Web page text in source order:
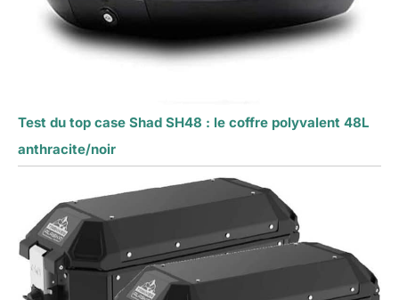
Test du top case Shad SH48 : le coffre polyvalent 48L
anthracite/noir